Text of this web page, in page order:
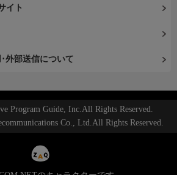
イト
外部送信について
Program Guide, Inc.All Rights Reserved.
Co., Ltd.All Rights Reserved.